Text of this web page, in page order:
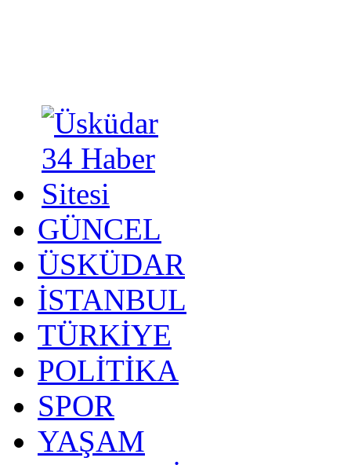
GÜNCEL
ÜSKÜDAR
İSTANBUL
TÜRKİYE
POLİTİKA
SPOR
YAŞAM